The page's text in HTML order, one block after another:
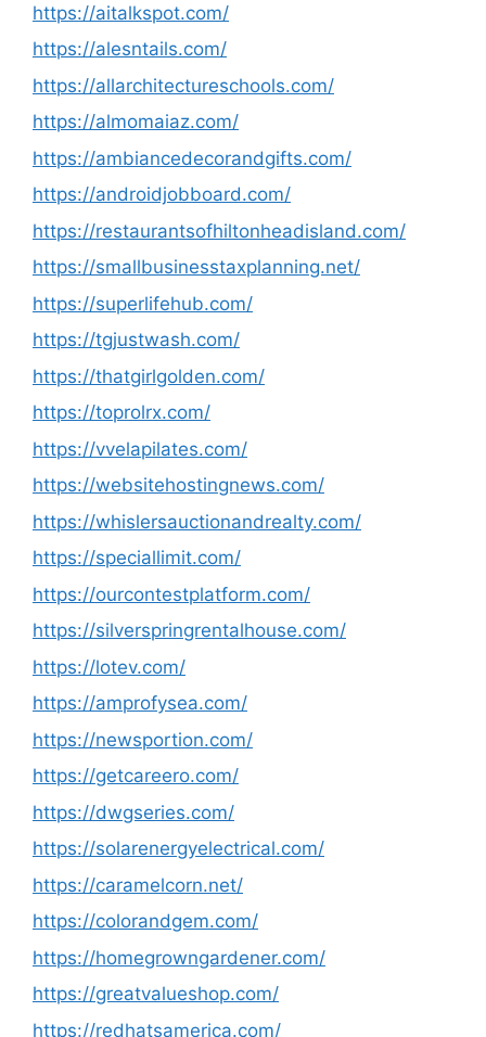
https://aitalkspot.com/
https://alesntails.com/
https://allarchitectureschools.com/
https://almomaiaz.com/
https://ambiancedecorandgifts.com/
https://androidjobboard.com/
https://restaurantsofhiltonheadisland.com/
https://smallbusinesstaxplanning.net/
https://superlifehub.com/
https://tgjustwash.com/
https://thatgirlgolden.com/
https://toprolrx.com/
https://vvelapilates.com/
https://websitehostingnews.com/
https://whislersauctionandrealty.com/
https://speciallimit.com/
https://ourcontestplatform.com/
https://silverspringrentalhouse.com/
https://lotev.com/
https://amprofysea.com/
https://newsportion.com/
https://getcareero.com/
https://dwgseries.com/
https://solarenergyelectrical.com/
https://caramelcorn.net/
https://colorandgem.com/
https://homegrowngardener.com/
https://greatvalueshop.com/
https://redhatsamerica.com/